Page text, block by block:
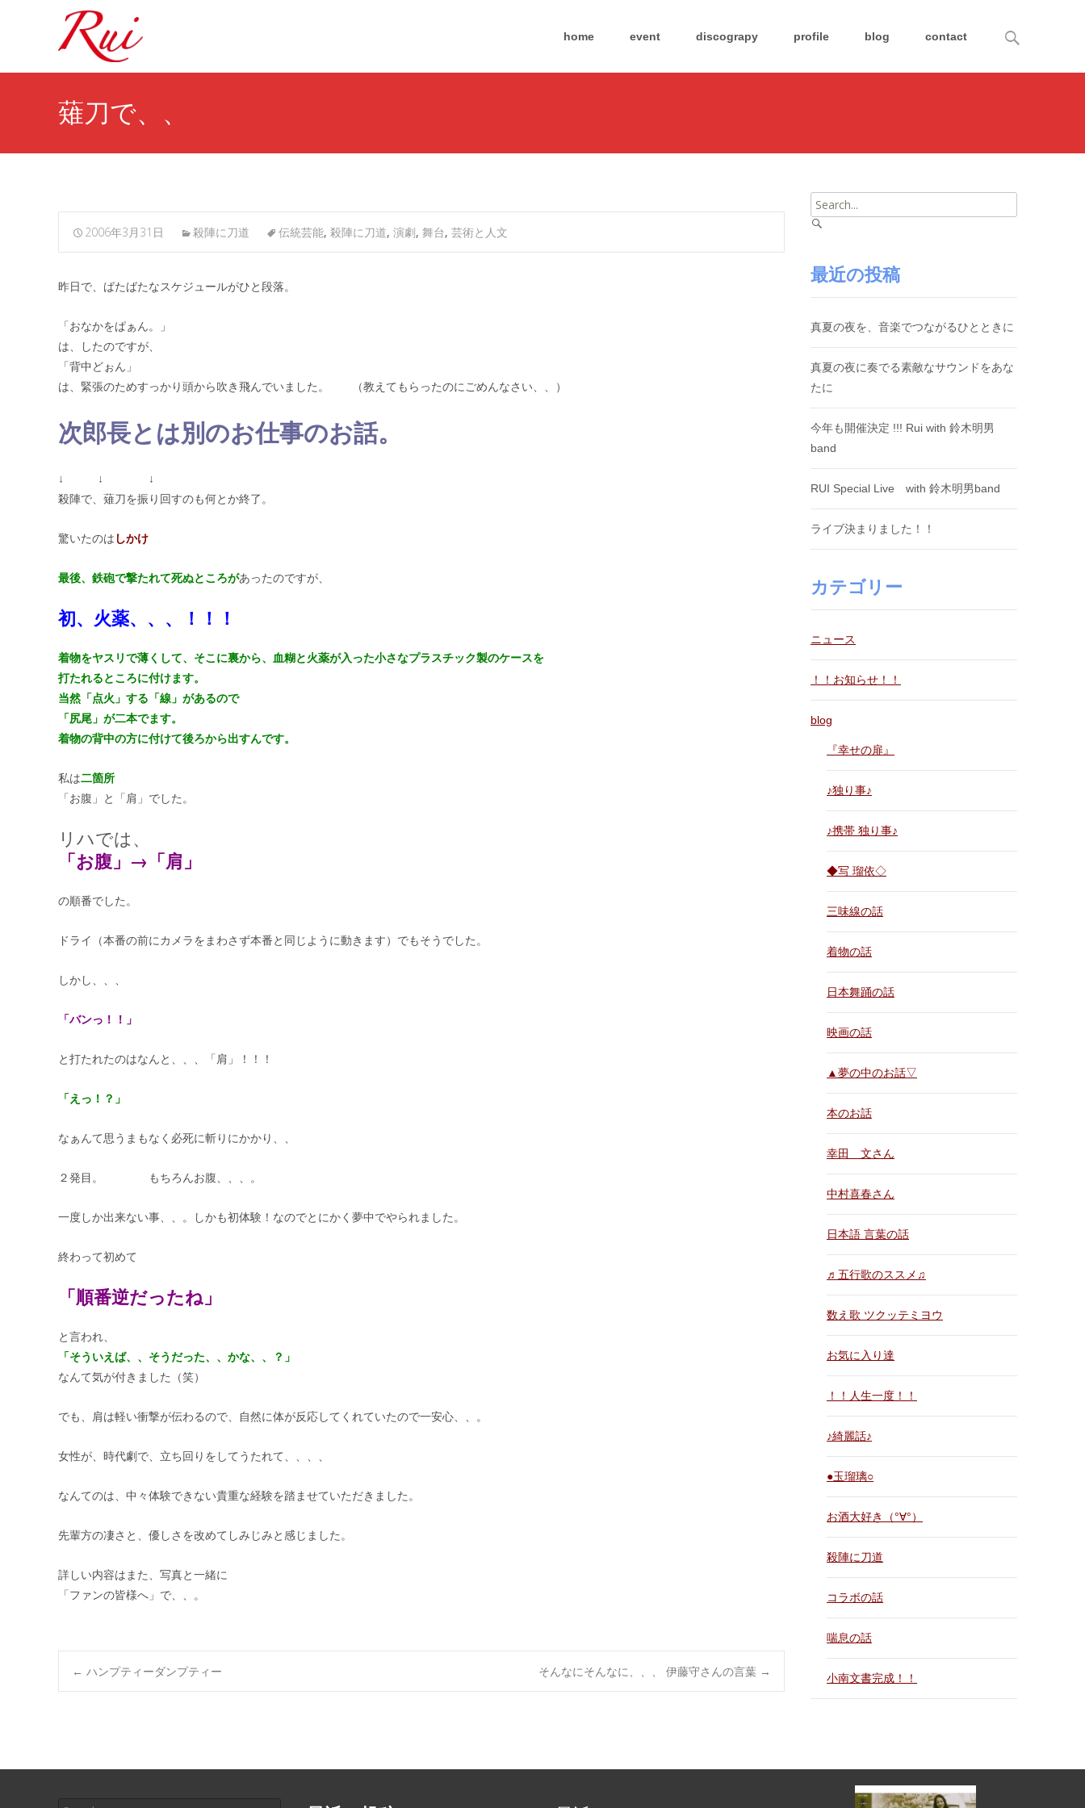
home event discograpy profile blog contact
Search
薙刀で、、
2006年3月31日 殺陣に刀道 伝統芸能, 殺陣に刀道, 演劇, 舞台, 芸術と人文
昨日で、ばたばたなスケジュールがひと段落。
「おなかをぱぁん。」
は、したのですが、
「背中どぉん」
は、緊張のためすっかり頭から吹き飛んでいました。 （教えてもらったのにごめんなさい、、）
次郎長とは別のお仕事のお話。
↓ ↓ ↓
殺陣で、薙刀を振り回すのも何とか終了。
驚いたのは しかけ
最後、鉄砲で撃たれて死ぬところがあったのですが、
初、火薬、、、！！！
着物をヤスリで薄くして、そこに裏から、血糊と火薬が入った小さなプラスチック製のケースを
打たれるところに付けます。
当然「点火」する「線」があるので
「尻尾」が二本でます。
着物の背中の方に付けて後ろから出すんです。
私は二箇所
「お腹」と「肩」でした。
リハでは、
「お腹」→「肩」
の順番でした。
ドライ（本番の前にカメラをまわさず本番と同じように動きます）でもそうでした。
しかし、、、
「バンっ！！」
と打たれたのはなんと、、、「肩」！！！
「えっ！？」
なぁんて思うまもなく必死に斬りにかかり、、
２発目。 もちろんお腹、、、。
一度しか出来ない事、、。しかも初体験！なのでとにかく夢中でやられました。
終わって初めて
「順番逆だったね」
と言われ、
「そういえば、、そうだった、、かな、、？」
なんて気が付きました（笑）
でも、肩は軽い衝撃が伝わるので、自然に体が反応してくれていたので一安心、、。
女性が、時代劇で、立ち回りをしてうたれて、、、、
なんてのは、中々体験できない貴重な経験を踏ませていただきました。
先輩方の凄さと、優しさを改めてしみじみと感じました。
詳しい内容はまた、写真と一緒に
「ファンの皆様へ」で、、。
Post
← ハンプティーダンプティー そんなにそんなに、、、 伊藤守さんの言葉 →
Search
for:
最近の投稿
真夏の夜を、音楽でつながるひとときに
真夏の夜に奏でる素敵なサウンドをあな
たに
今年も開催決定 !!! Rui with 鈴木明男
band
RUI Special Live with 鈴木明男band
ライブ決まりました！！
カテゴリー
ニュース
！！お知らせ！！
blog
『幸せの扉』
♪独り事♪
♪携帯 独り事♪
◆写 瑠依◇
三味線の話
着物の話
日本舞踊の話
映画の話
▲夢の中のお話▽
本のお話
幸田 文さん
中村喜春さん
日本語 言葉の話
♬五行歌のススメ♫
数え歌 ツクッテミヨウ
お気に入り達
！！人生一度！！
♪綺麗話♪
●玉瑠璃○
お酒大好き（°∀°）
殺陣に刀道
コラボの話
喘息の話
小南文書完成！！